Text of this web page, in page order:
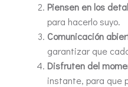
Piensen en los
para hacerlo suyo.
Comunicación
garantizar que
Disfruten del
instante, para que